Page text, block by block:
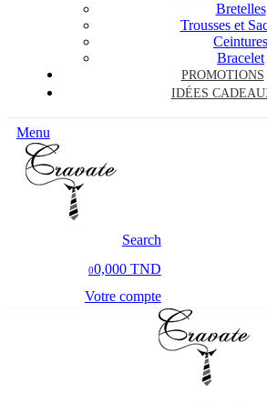
Bretelles
Trousses et
Ceintures
Bracelet
PROMOTIONS
IDÉES
Menu
Search
00,000 TND
Votre compte